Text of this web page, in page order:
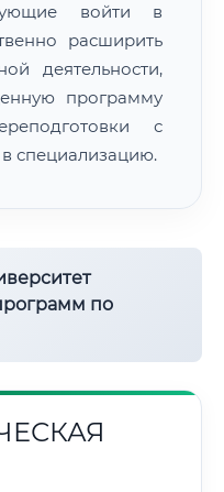
войти в
расширить
деятельности,
программу
с
специализацию.
по